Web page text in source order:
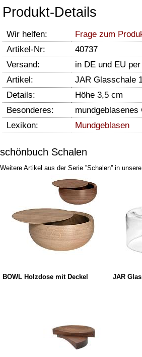
Produkt-Details
Wir helfen:
Frage zum
Artikel-Nr:
40737
Versand:
in DE und EU
Artikel:
JAR Glasschale
Details:
Höhe 3,5 cm
Besonderes:
mundgeblasenes
Lexikon:
Mundgeblasen
schönbuch Schalen
Weitere Artikel aus der Serie ''Schalen'' in
BOWL Holzdose mit Deckel JAR